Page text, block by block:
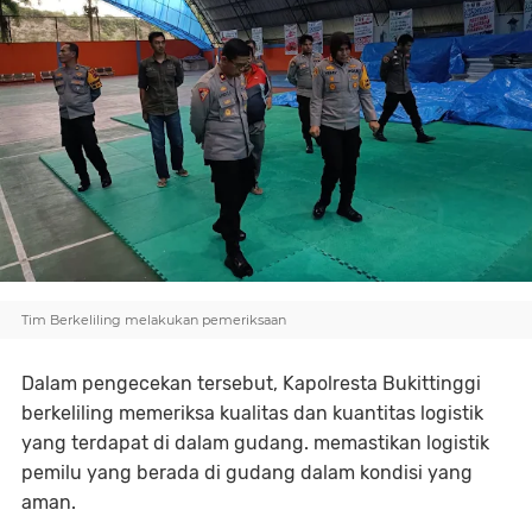
Tim Berkeliling melakukan pemeriksaan
Dalam pengecekan tersebut, Kapolresta Bukittinggi
berkeliling memeriksa kualitas dan kuantitas logistik
yang terdapat di dalam gudang. memastikan logistik
pemilu yang berada di gudang dalam kondisi yang
aman.